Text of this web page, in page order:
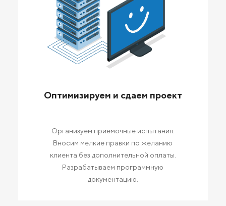
Оптимизируем и сдаем проект
Организуем приемочные испытания.
Вносим мелкие правки по желанию
клиента без дополнительной оплаты.
Разрабатываем программную
документацию.